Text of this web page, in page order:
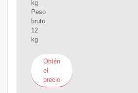
kg
Peso
bruto:
12
kg
Obtén
el
precio